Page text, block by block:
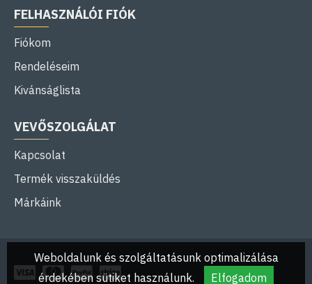
FELHASZNÁLÓI FIÓK
Fiókom
Rendeléseim
Kivánságlista
VEVŐSZOLGÁLAT
Kapcsolat
Termék visszaküldés
Márkáink
Weboldalunk és szolgáltatásunk optimalizálása
érdekében sütiket használunk.
Elfogadom